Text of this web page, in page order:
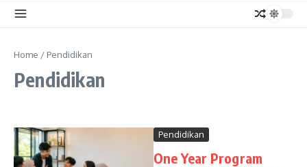
Home / Pendidikan
Pendidikan
Pendidikan
One Year Program